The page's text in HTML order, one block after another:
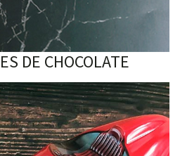
DE CHOCOLATE